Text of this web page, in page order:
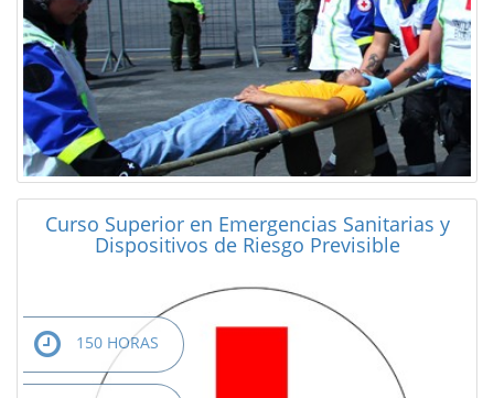
Curso Superior en Emergencias Sanitarias y
Dispositivos de Riesgo Previsible
150 HORAS